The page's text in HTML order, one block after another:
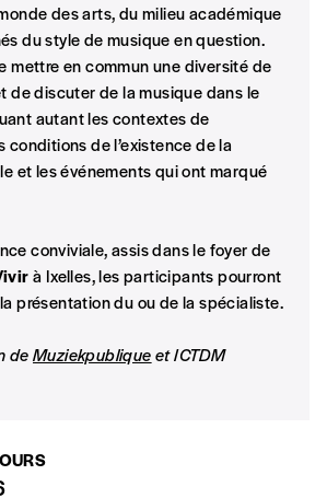
ne correspondent pas
/an
des arts, du milieu académique
du style de musique en question.
mettre en commun une diversité de
de discuter de la musique dans le
autant les contextes de
conditions de l’existence de la
et les événements qui ont marqué
conviviale, assis dans le foyer de
à Ixelles, les participants pourront
présentation du ou de la spécialiste.
deMuziekpubliqueet ICTDM